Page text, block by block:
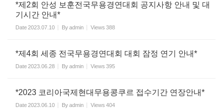
*제2회 안성 보훈전국무용경연대회 공지사항 안내 및 대
기시간 안내*
Date2023.07.10 Byadmin Views 388
*제4회 세종 전국무용경연대회 대회 잠정 연기 안내*
Date2023.06.28 Byadmin Views 395
*2023 코리아국제현대무용콩쿠르 접수기간 연장안내*
Date2023.06.10 Byadmin Views 404